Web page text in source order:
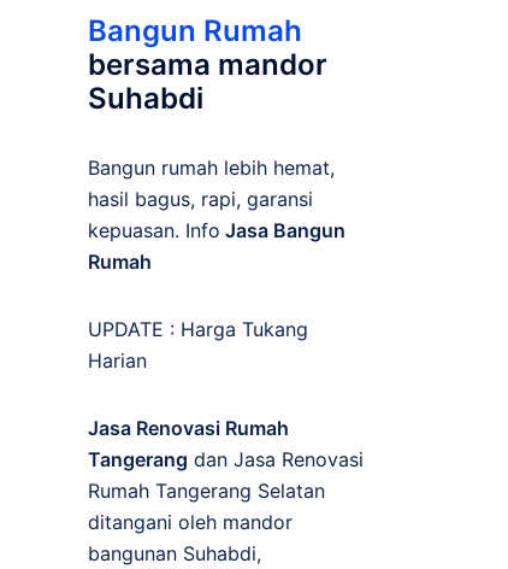
Bangun Rumah
bersama mandor
Suhabdi
Bangun rumah lebih hemat,
hasil bagus, rapi, garansi
kepuasan. Info Jasa Bangun
Rumah
UPDATE : Harga Tukang
Harian
Jasa Renovasi Rumah
Tangerang dan Jasa Renovasi
Rumah Tangerang Selatan
ditangani oleh mandor
bangunan Suhabdi,